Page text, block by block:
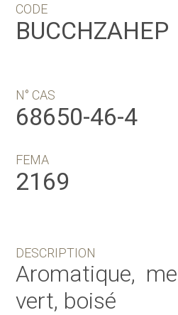
CODE
BUCCHZAHEP
N° CAS
68650-46-4
FEMA
2169
DESCRIPTION
Aromatique,
vert, boisé